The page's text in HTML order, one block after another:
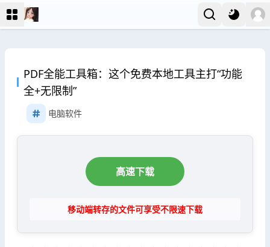
PDF全能工具箱：这个免费本地工具主打“功能
全+无限制”
电脑软件
高速下载
移动端转存的文件可享受不限速下载